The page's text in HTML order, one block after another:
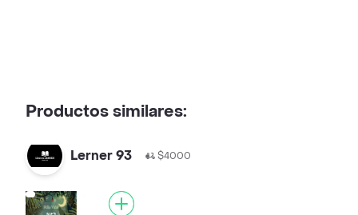
Productos similares:
Lerner 93 $4000